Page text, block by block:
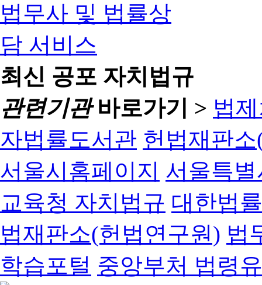
최신 공포 자치법규
관련기관바로가기 > 법
자법률도서관 헌법재판
서울시홈페이지 서울특
교육청 자치법규 대한법
법재판소(헌법연구원) 법
학습포털 중앙부처 법령